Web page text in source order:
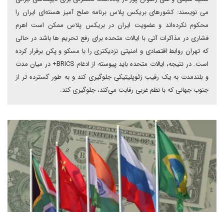
می نویسند: کشورهای بریکس پلاس برنامه صلح آمیز هسته‌ای ایران را
محکوم نکرده‌اند و عضویت ایران در بریکس پلاس ممکن است اهرم
فشاری در مذاکرات آتی با ایالات متحده برای رفع تحریم ها باشد در حالی
که تهران روابط اقتصادی و امنیتی نزدیکتری را با مسکو و پکن برقرار کرده
است. در نتیجه، ایالات متحده باید پیوسته از ادغام BRICS+ در میان مدت
و بلندمدت به یک رقیب ژئوپلیتیکی جلوگیری کند و به طور گسترده ‌تر از
جنوب جهانی که با نظم غربی رقابت می‌کند، جلوگیری کند.